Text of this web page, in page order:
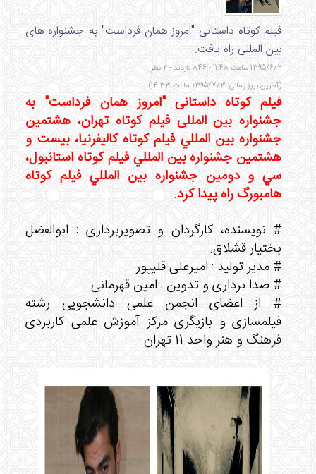
فیلم کوتاه داستانی "امروز همان فرداست" به جشنواره های
بین المللی راه یافت.
1395/6/2 ساعت 11:48 - 846 بازدید - 2 نظر
(آخرین بروز رسانی: 1395/7/3 ساعت 14:33)
فیلم کوتاه داستانی "امروز همان فرداست" به
جشنواره بین المللی فیلم کوتاه تهران، هشتمین
جشنواره بين المللي فيلم كوتاه كاليفرنيا، بيست و
هشتمين جشنواره بين المللي فيلم كوتاه استانبول،
سي و دومين جشنواره بين المللي فيلم كوتاه
هامبورگ راه پیدا کرد.
# نویسنده، کارگردان و تصویربرداری : ابوالفضل
بختیار قشلاق.
# مدیر تولید : امیرعلی قلیپور
# صدا برداری و تدوین : امین قهرمانی
# از اعضای انجمن علمی دانشجویی رشته
فیلمسازی و بازیگری مرکز آموزش علمی کاربردی
فرهنگ و هنر واحد 11 تهران